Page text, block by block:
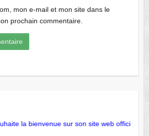
mon e-mail et mon site dans le
prochain commentaire.
la bienvenue sur son site web officiel